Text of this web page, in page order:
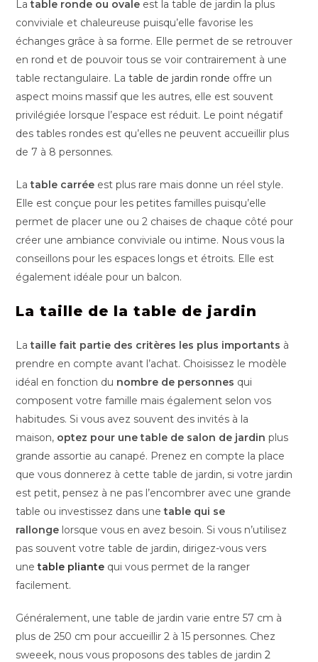
Latable ronde ou ovale est la table de jardin la plus
conviviale et chaleureuse puisqu’elle favorise les
échanges grâce à sa forme. Elle permet de se retrouver
en rond et de pouvoir tous se voir contrairement à une
table rectangulaire. Latable de jardin ronde offre un
aspect moins massif que les autres, elle est souvent
privilégiée lorsque l’espace est réduit. Le point négatif
des tables rondes est qu’elles ne peuvent accueillir plus
de 7 à 8 personnes.
Latable carrée est plus rare mais donne un réel style.
Elle est conçue pour les petites familles puisqu’elle
permet de placer une ou 2 chaises de chaque côté pour
créer une ambiance conviviale ou intime. Nous vous la
conseillons pour les espaces longs et étroits. Elle est
également idéale pour un balcon.
La taille de la table de jardin
Lataille fait partie des critères les plus importants à
prendre en compte avant l’achat. Choisissez le modèle
idéal en fonction du nombre de personnes qui
composent votre famille mais également selon vos
habitudes. Si vous avez souvent des invités à la
maison, optez pour une table de salon de jardin plus
grande assortie au canapé. Prenez en compte la place
que vous donnerez à cette table de jardin, si votre jardin
est petit, pensez à ne pas l’encombrer avec une grande
table ou investissez dans unetable qui se
rallonge lorsque vous en avez besoin. Si vous n’utilisez
pas souvent votre table de jardin, dirigez-vous vers
unetable pliante qui vous permet de la ranger
facilement.
Généralement, une table de jardin varie entre 57 cm à
plus de 250 cm pour accueillir 2 à 15 personnes. Chez
sweeek, nous vous proposons des tables de jardin2